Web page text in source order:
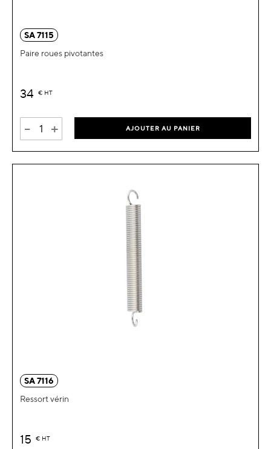
SA 7115
Paire roues pivotantes
34 € HT
- + AJOUTER AU PANIER
SA 7116
Ressort vérin
15 € HT